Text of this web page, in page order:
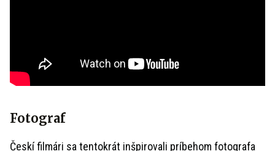
Fotograf
Českí filmári sa tentokrát inšpirovali príbehom fotografa